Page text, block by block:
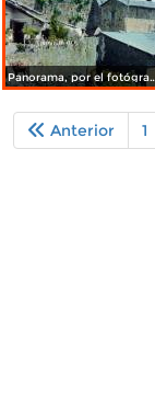
Panorama, por el fotógrafo T. Enami, de Yokohama, Japón (1934)
Anterior 1